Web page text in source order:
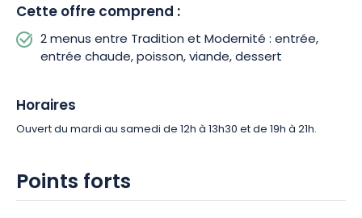
Cette offre comprend :
2 menus entre Tradition et Modernité : entrée,
entrée chaude, poisson, viande, dessert
Horaires
Ouvert du mardi au samedi de 12h à 13h30 et de 19h à 21h.
Points forts